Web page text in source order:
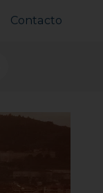
Contacto